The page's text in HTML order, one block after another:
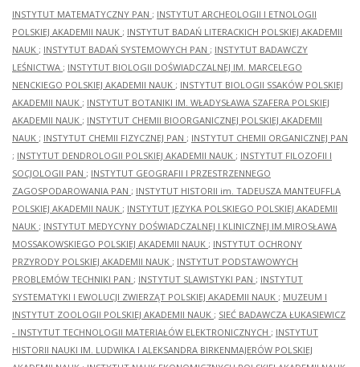
INSTYTUT MATEMATYCZNY PAN ; INSTYTUT ARCHEOLOGII I ETNOLOGII
POLSKIEJ AKADEMII NAUK ; INSTYTUT BADAŃ LITERACKICH POLSKIEJ AKADEMII
NAUK ; INSTYTUT BADAŃ SYSTEMOWYCH PAN ; INSTYTUT BADAWCZY
LEŚNICTWA ; INSTYTUT BIOLOGII DOŚWIADCZALNEJ IM. MARCELEGO
NENCKIEGO POLSKIEJ AKADEMII NAUK ; INSTYTUT BIOLOGII SSAKÓW POLSKIEJ
AKADEMII NAUK ; INSTYTUT BOTANIKI IM. WŁADYSŁAWA SZAFERA POLSKIEJ
AKADEMII NAUK ; INSTYTUT CHEMII BIOORGANICZNEJ POLSKIEJ AKADEMII
NAUK ; INSTYTUT CHEMII FIZYCZNEJ PAN ; INSTYTUT CHEMII ORGANICZNEJ PAN
; INSTYTUT DENDROLOGII POLSKIEJ AKADEMII NAUK ; INSTYTUT FILOZOFII I
SOCJOLOGII PAN ; INSTYTUT GEOGRAFII I PRZESTRZENNEGO
ZAGOSPODAROWANIA PAN ; INSTYTUT HISTORII im. TADEUSZA MANTEUFFLA
POLSKIEJ AKADEMII NAUK ; INSTYTUT JĘZYKA POLSKIEGO POLSKIEJ AKADEMII
NAUK ; INSTYTUT MEDYCYNY DOŚWIADCZALNEJ I KLINICZNEJ IM.MIROSŁAWA
MOSSAKOWSKIEGO POLSKIEJ AKADEMII NAUK ; INSTYTUT OCHRONY
PRZYRODY POLSKIEJ AKADEMII NAUK ; INSTYTUT PODSTAWOWYCH
PROBLEMÓW TECHNIKI PAN ; INSTYTUT SLAWISTYKI PAN ; INSTYTUT
SYSTEMATYKI I EWOLUCJI ZWIERZĄT POLSKIEJ AKADEMII NAUK ; MUZEUM I
INSTYTUT ZOOLOGII POLSKIEJ AKADEMII NAUK ; SIEĆ BADAWCZA ŁUKASIEWICZ
- INSTYTUT TECHNOLOGII MATERIAŁÓW ELEKTRONICZNYCH ; INSTYTUT
HISTORII NAUKI IM. LUDWIKA I ALEKSANDRA BIRKENMAJERÓW POLSKIEJ